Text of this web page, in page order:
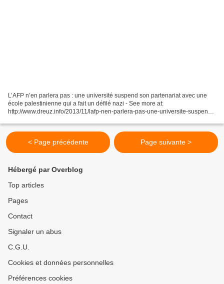
L’AFP n’en parlera pas : une université suspend son partenariat avec une
école palestinienne qui a fait un défilé nazi - See more at:
http://www.dreuz.info/2013/11/lafp-nen-parlera-pas-une-universite-suspend-
utm_source=feedburner&utm_medium=email&utm_campaign=Feed%3A+dr
zz%2FPxvu+%28Dreuz%29#sthash.s9seCIVK.dpuf...
< Page précédente Page suivante >
Hébergé par Overblog
Top articles
Pages
Contact
Signaler un abus
C.G.U.
Cookies et données personnelles
Préférences cookies